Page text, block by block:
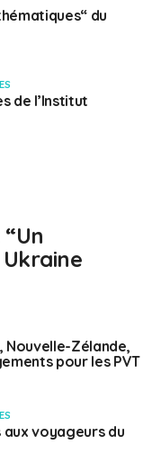
du
de l’Institut
Nouvelle-Zélande,
pour les PVT
aux voyageurs du